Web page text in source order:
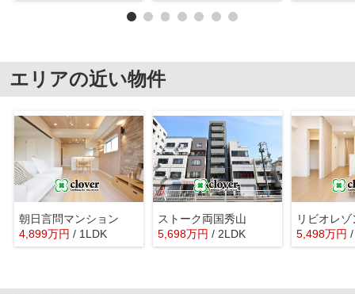
エリアの近い物件
朝日言問マンション
4,899万円 / 1LDK
ストーク両国秀山
5,698万円 / 2LDK
リビオレ
5,498万円